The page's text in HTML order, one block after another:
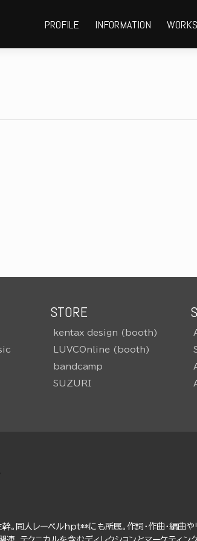
PROFILE INFORMATION WORKS
STORE
kentax design (booth)
LUVCOnline (booth)
bandcamp
SUZURI
。同人レーベルhpt**にも所属。作詞・作曲・編曲